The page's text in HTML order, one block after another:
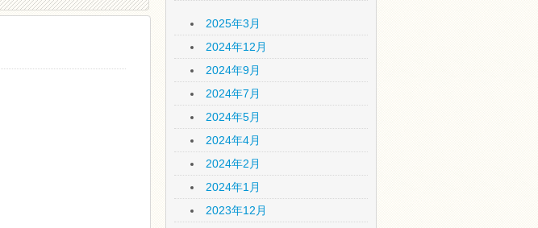
2025年3月
2024年12月
2024年9月
2024年7月
2024年5月
2024年4月
2024年2月
2024年1月
2023年12月